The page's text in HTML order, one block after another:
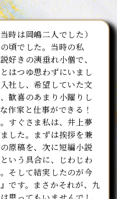
時は岡嶋二人でした）
頃でした。当時の私
好きの洟垂れ小僧で、
はつゆ思わずにいまし
社し、希望していた文
歓喜のあまり小躍りし
作家と仕事ができる！
すぐさま私は、井上夢
した。まずは挨拶を兼
原稿を、次に短編小説
いう具合に、じわじわ
そして結実したのが今
です。まさかそれが、九